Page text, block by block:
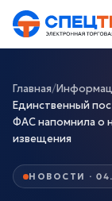
Главная/
Единственный
ФАС напомнила о
извещения
НОВОСТИ ·